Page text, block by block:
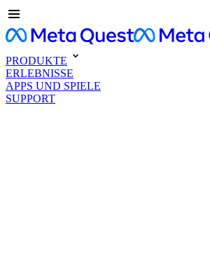
PRODUKTE
ERLEBNISSE
APPS UND SPIELE
SUPPORT